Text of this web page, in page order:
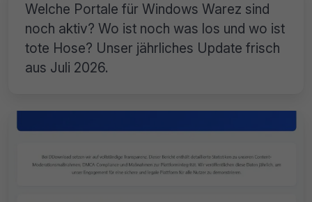
Welche Portale für Windows Warez sind
noch aktiv? Wo ist noch was los und wo ist
tote Hose? Unser jährliches Update frisch
aus Juli 2026.